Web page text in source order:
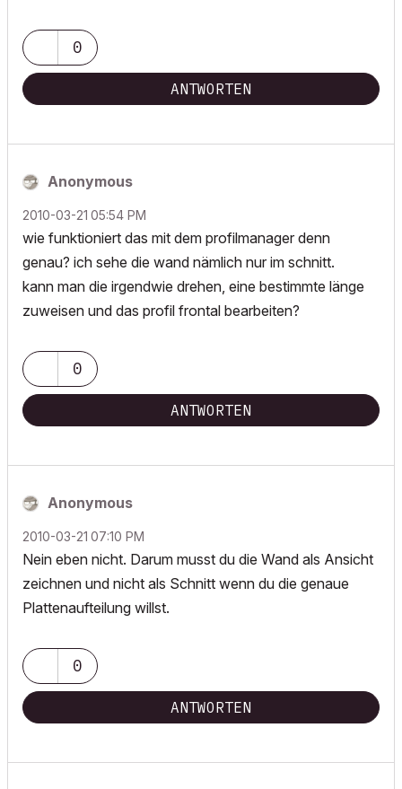
0
ANTWORTEN
Anonymous
‎2010-03-21 05:54 PM
wie funktioniert das mit dem profilmanager denn
genau? ich sehe die wand nämlich nur im schnitt.
kann man die irgendwie drehen, eine bestimmte länge
zuweisen und das profil frontal bearbeiten?
0
ANTWORTEN
Anonymous
‎2010-03-21 07:10 PM
Nein eben nicht. Darum musst du die Wand als Ansicht
zeichnen und nicht als Schnitt wenn du die genaue
Plattenaufteilung willst.
0
ANTWORTEN